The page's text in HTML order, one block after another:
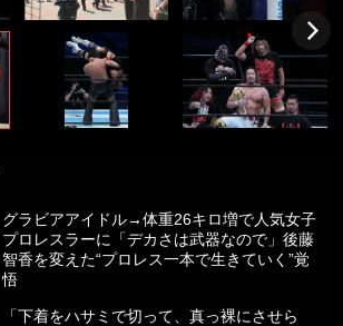
グラビアアイドル→体重26キロ増で人気女子
プロレスラーに「デカさは武器なので」後藤
智香を変えた“プロレス一本で生きていく”覚
悟
「下着をハサミで切って、真っ裸にさせら